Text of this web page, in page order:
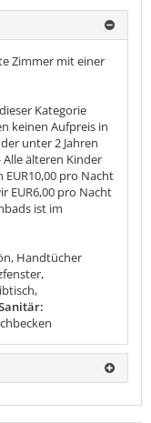
Zimmer mit einer
Kategorie
keinen Aufpreis in
unter 2 Jahren
älteren Kinder
pro Nacht
EUR6,00 pro Nacht
ist im
Handtücher